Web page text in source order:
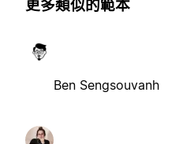
更多類似的範本
Ben Sengsouvanh